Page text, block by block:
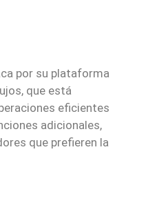
por su plataforma
que está
eficientes
adicionales,
que prefieren la